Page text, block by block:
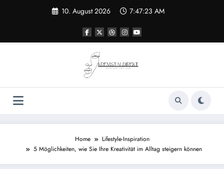
10. August 2026 7:47:24 AM
Home
Lifestyle-Inspiration
5 Möglichkeiten, wie Sie Ihre Kreativität im Alltag steigern können